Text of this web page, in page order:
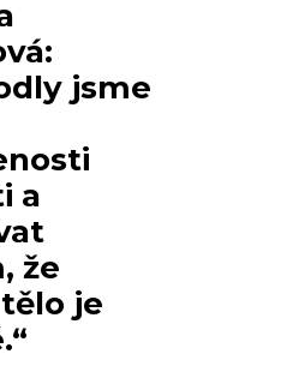
jsme
a
že
je